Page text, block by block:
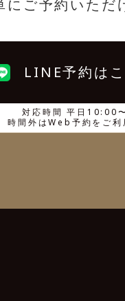
ご予約いただ
LINE予約は